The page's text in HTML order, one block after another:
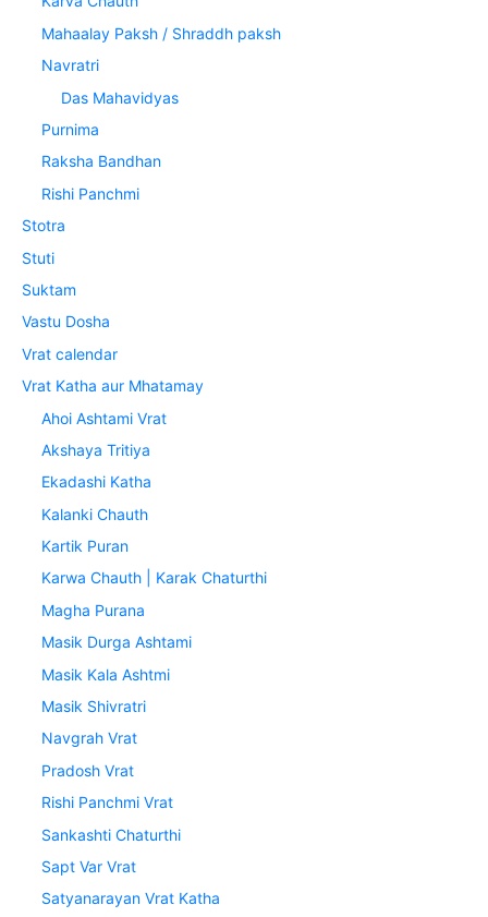
Mahaalay Paksh / Shraddh paksh
Navratri
Das Mahavidyas
Purnima
Raksha Bandhan
Rishi Panchmi
Stotra
Stuti
Suktam
Vastu Dosha
Vrat calendar
Vrat Katha aur Mhatamay
Ahoi Ashtami Vrat
Akshaya Tritiya
Ekadashi Katha
Kalanki Chauth
Kartik Puran
Karwa Chauth | Karak Chaturthi
Magha Purana
Masik Durga Ashtami
Masik Kala Ashtmi
Masik Shivratri
Navgrah Vrat
Pradosh Vrat
Rishi Panchmi Vrat
Sankashti Chaturthi
Sapt Var Vrat
Satyanarayan Vrat Katha